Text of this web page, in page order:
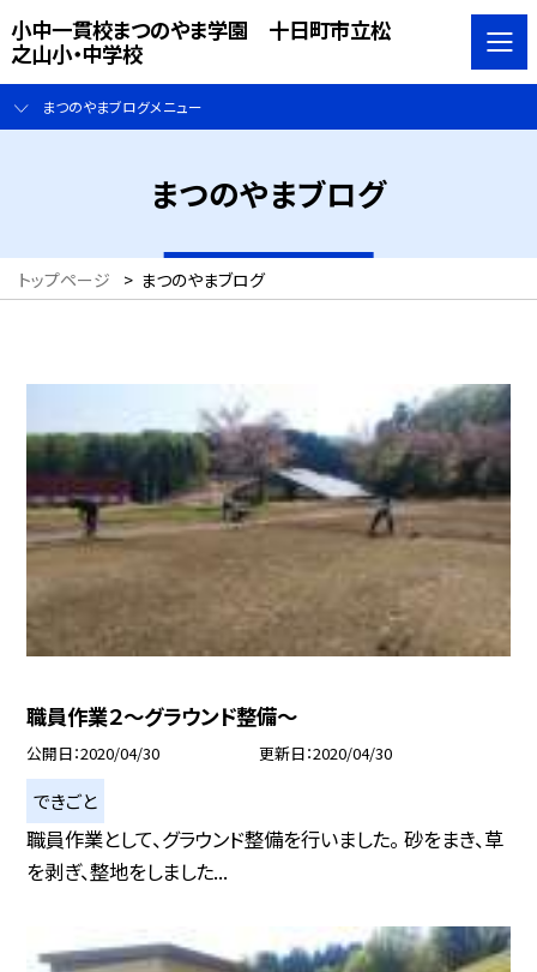
小中一貫校まつのやま学園 十日町市立松
之山小・中学校
まつのやまブログメニュー
まつのやまブログ
トップページ > まつのやまブログ
職員作業２〜グラウンド整備〜
公開日 2020/04/30 更新日 2020/04/30
できごと
職員作業として、グラウンド整備を行いました。 砂をまき、草
を剥ぎ、整地をしました...